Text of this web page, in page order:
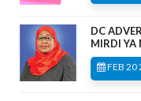
DC
MIRDI YA
FEB 20